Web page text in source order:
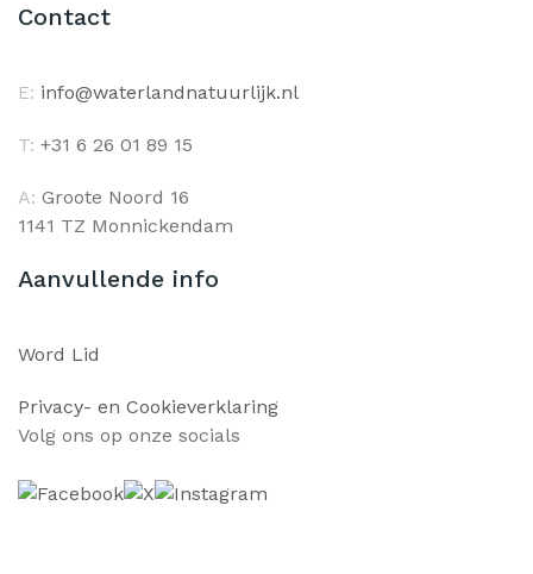
Contact
E: info@waterlandnatuurlijk.nl
T: +31 6 26 01 89 15
A: Groote Noord 16
1141 TZ Monnickendam
Aanvullende info
Word Lid
Privacy- en Cookieverklaring
Volg ons op onze socials